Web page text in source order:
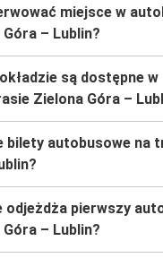
miejsce w
– Lublin?
są dostępne w
Zielona Góra –
bilety autobusowe na
odjeżdża pierwszy
– Lublin?